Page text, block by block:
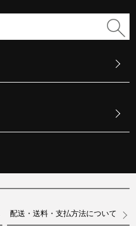
配送・送料・支払方法について